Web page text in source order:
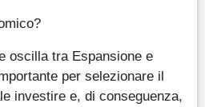
oscilla tra Espansione e
per selezionare il
investire e, di conseguenza,